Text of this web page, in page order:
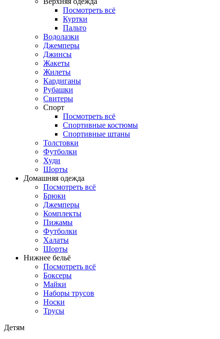
Посмотреть всё
Куртки
Пальто
Водолазки
Джемперы
Джинсы
Жакеты
Жилеты
Кардиганы
Рубашки
Свитеры
Спорт
Посмотреть всё
Спортивные костюмы
Спортивные штаны
Толстовки
Футболки
Худи
Шорты
Домашняя одежда
Посмотреть всё
Брюки
Джемперы
Комплекты
Пижамы
Футболки
Халаты
Шорты
Нижнее бельё
Посмотреть всё
Боксеры
Майки
Наборы трусов
Носки
Трусы
Детям